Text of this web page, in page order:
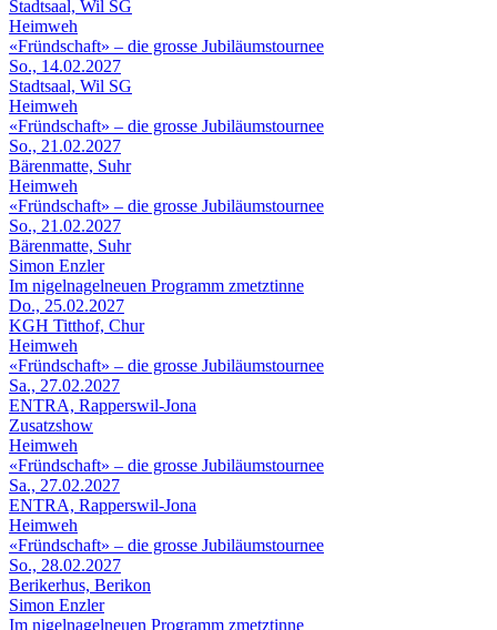
Stadtsaal, Wil SG
Heimweh
«Fründschaft» – die grosse Jubiläumstournee
So., 14.02.2027
Stadtsaal, Wil SG
Heimweh
«Fründschaft» – die grosse Jubiläumstournee
So., 21.02.2027
Bärenmatte, Suhr
Heimweh
«Fründschaft» – die grosse Jubiläumstournee
So., 21.02.2027
Bärenmatte, Suhr
Simon Enzler
Im nigelnagelneuen Programm zmetztinne
Do., 25.02.2027
KGH Titthof, Chur
Heimweh
«Fründschaft» – die grosse Jubiläumstournee
Sa., 27.02.2027
ENTRA, Rapperswil-Jona
Zusatzshow
Heimweh
«Fründschaft» – die grosse Jubiläumstournee
Sa., 27.02.2027
ENTRA, Rapperswil-Jona
Heimweh
«Fründschaft» – die grosse Jubiläumstournee
So., 28.02.2027
Berikerhus, Berikon
Simon Enzler
Im nigelnagelneuen Programm zmetztinne